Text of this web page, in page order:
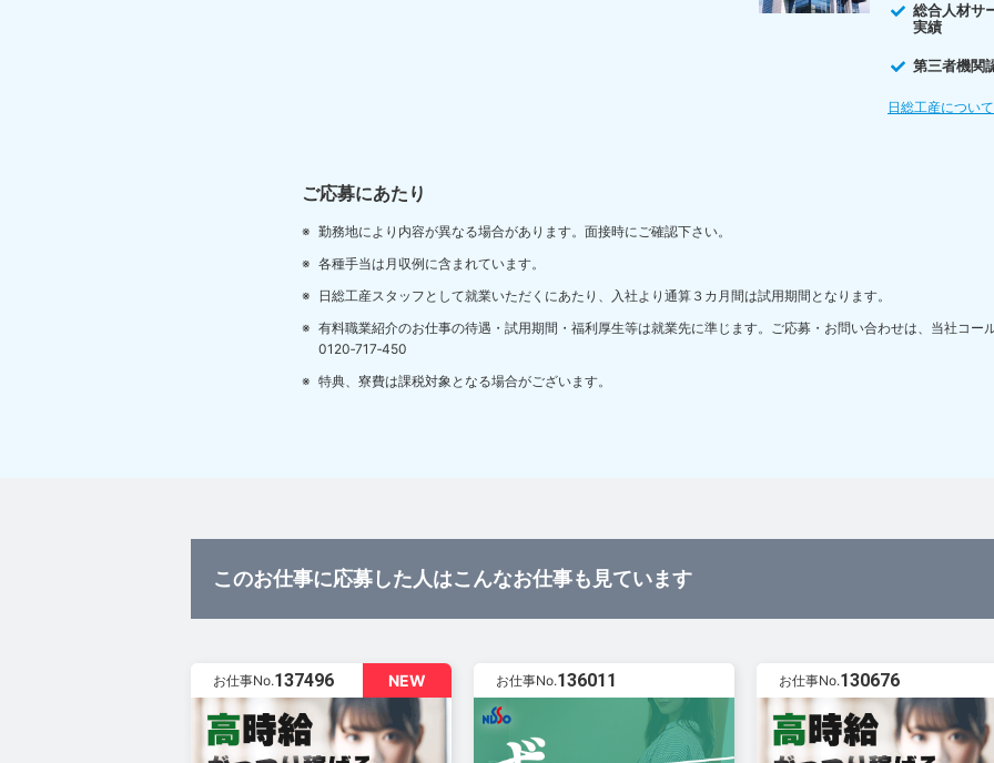
総合人材サ
実績
第三者機関
日総工産につい
ご応募にあたり
勤務地により内容が異なる場合があります。面接時にご確認下さい。
各種手当は月収例に含まれています。
日総工産スタッフとして就業いただくにあたり、入社より通算３カ月間は試用期間となります。
有料職業紹介のお仕事の待遇・試用期間・福利厚生等は就業先に準じます。ご応募・お問い合わせは、当社コー
0120‐717‐450
特典、寮費は課税対象となる場合がございます。
このお仕事に応募した人はこんなお仕事も見ています
NEW
お仕事No.137496 お仕事No.136011 お仕事No.130676